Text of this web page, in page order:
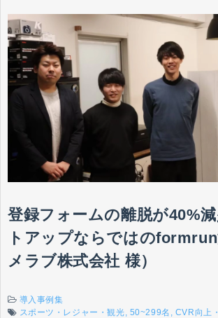
登録フォームの離脱が40%
トアップならではの
メラブ株式会社 様）
導入事例集
スポーツ・レジャー・観光 50~299名 CVR向上